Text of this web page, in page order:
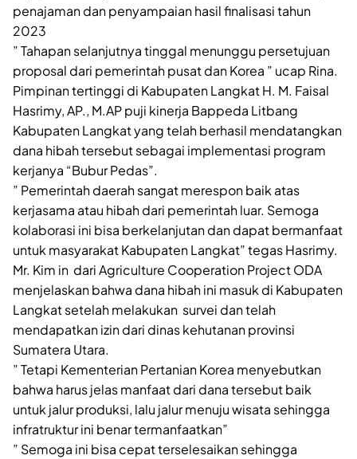
penajaman dan penyampaian hasil finalisasi tahun
2023
” Tahapan selanjutnya tinggal menunggu persetujuan
proposal dari pemerintah pusat dan Korea ” ucap Rina.
Pimpinan tertinggi di Kabupaten Langkat H. M. Faisal
Hasrimy, AP., M.AP puji kinerja Bappeda Litbang
Kabupaten Langkat yang telah berhasil mendatangkan
dana hibah tersebut sebagai implementasi program
kerjanya “Bubur Pedas”.
” Pemerintah daerah sangat merespon baik atas
kerjasama atau hibah dari pemerintah luar. Semoga
kolaborasi ini bisa berkelanjutan dan dapat bermanfaat
untuk masyarakat Kabupaten Langkat” tegas Hasrimy.
Mr. Kim in dari Agriculture Cooperation Project ODA
menjelaskan bahwa dana hibah ini masuk di Kabupaten
Langkat setelah melakukan survei dan telah
mendapatkan izin dari dinas kehutanan provinsi
Sumatera Utara.
” Tetapi Kementerian Pertanian Korea menyebutkan
bahwa harus jelas manfaat dari dana tersebut baik
untuk jalur produksi, lalu jalur menuju wisata sehingga
infratruktur ini benar termanfaatkan”
” Semoga ini bisa cepat terselesaikan sehingga